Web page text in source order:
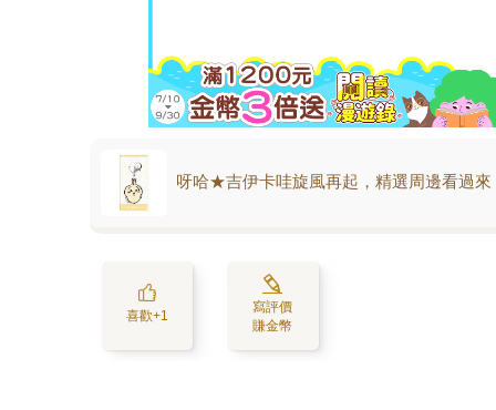
呀哈★吉伊卡哇旋風再起，精選周邊看過來
喜歡+1
寫評價
賺金幣